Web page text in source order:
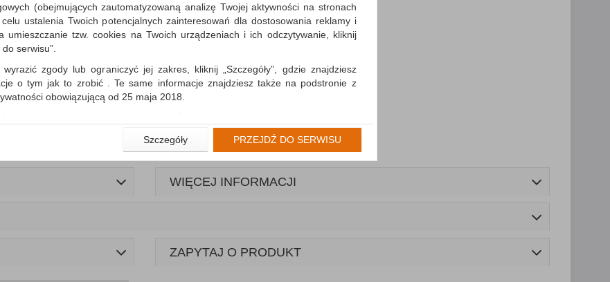
WIĘCEJ INFORMACJI
ZAPYTAJ O PRODUKT
(obejmujących zautomatyzowaną analizę Twojej aktywności na stronach
ustalenia Twoich potencjalnych zainteresowań dla dostosowania reklamy i
umieszczanie tzw. cookies na Twoich urządzeniach i ich odczytywanie, kliknij
serwisu”.
zgody lub ograniczyć jej zakres, kliknij „Szczegóły”, gdzie znajdziesz
o tym jak to zrobić . Te same informacje znajdziesz także na podstronie z
obowiązującą od 25 maja 2018.
zalogowanych, aby umożliwić prawidłową realizację Umowy z
z tym prawidłowe działanie naszej strony www, a w szczególności np.
zamówienia na Państwa email lub wyświetlenie Państwu prawidłowych
czy cenach indywidualnych, ważna jest Państwa wcześniejsza zgoda
Szczegóły PRZEJDŹ DO SERWISU